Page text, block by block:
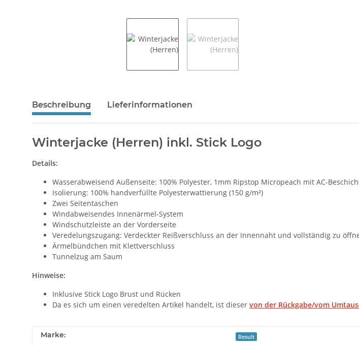
Beschreibung Lieferinformationen
Winterjacke (Herren) inkl. Stick Logo
Details:
Wasserabweisend Außenseite: 100% Polyester, 1mm Ripstop Micropeach mit AC-
Isolierung: 100% handverfüllte Polyesterwattierung (150 g/m²)
Zwei Seitentaschen
Windabweisendes Innenärmel-System
Windschutzleiste an der Vorderseite
Veredelungszugang: Verdeckter Reißverschluss an der Innennaht und vollständig zu
Ärmelbündchen mit Klettverschluss
Tunnelzug am Saum
Hinweise:
Inklusive Stick Logo Brust und Rücken
Da es sich um einen veredelten Artikel handelt, ist dieser von der Rückgabe/vom
Marke: Result